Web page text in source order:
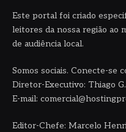
Este portal foi criado
leitores da nossa região ao
de audiência local.
Somos sociais. Conecte-se
Diretor-Executivo: Thiago
E-mail:
Editor-Chefe: Marcelo